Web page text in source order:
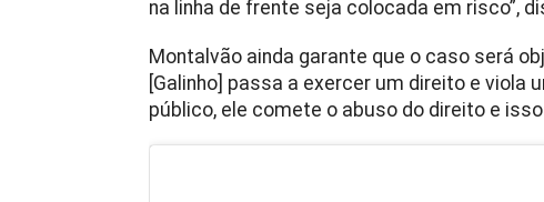
na linha de frente seja colocada em risco”,
Montalvão ainda garante que o caso será
[Galinho] passa a exercer um direito e
público, ele comete o abuso do direito e